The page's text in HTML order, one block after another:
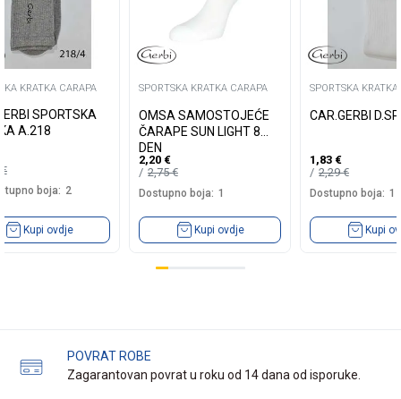
KRATKA CARAPA
SPORTSKA
A.218
€
boja: 2
Kupi ovdje
SPORTSKA KRATKA CARAPA
OMSA SAMOSTOJEĆE
ČARAPE SUN LIGHT 8
DEN
2,20 €
2,75€
Dostupno boja: 1
Kupi ovdje
SPORTSKA KRATKA
CAR.GERBI
1,83 €
2,29€
Dostupno boja: 1
Kupi
POVRAT ROBE
Zagarantovan povrat u roku od 14 dana od isporuke.